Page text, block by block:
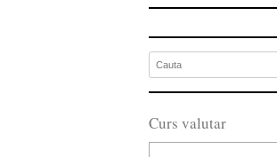
Curs valutar